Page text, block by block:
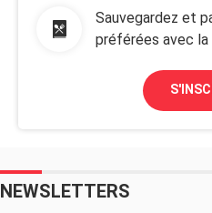
Sauvegardez et
préférées avec la
NEWSLETTERS